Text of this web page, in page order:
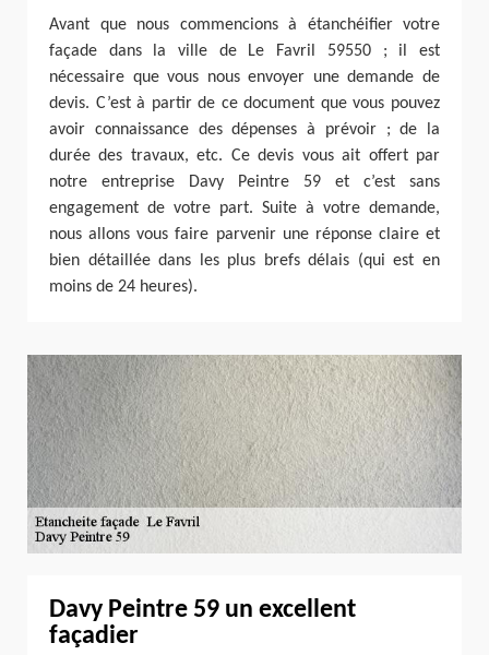
Avant que nous commencions à étanchéifier votre
façade dans la ville de Le Favril 59550 ; il est
nécessaire que vous nous envoyer une demande de
devis. C’est à partir de ce document que vous pouvez
avoir connaissance des dépenses à prévoir ; de la
durée des travaux, etc. Ce devis vous ait offert par
notre entreprise Davy Peintre 59 et c’est sans
engagement de votre part. Suite à votre demande,
nous allons vous faire parvenir une réponse claire et
bien détaillée dans les plus brefs délais (qui est en
moins de 24 heures).
Davy Peintre 59 un excellent
façadier